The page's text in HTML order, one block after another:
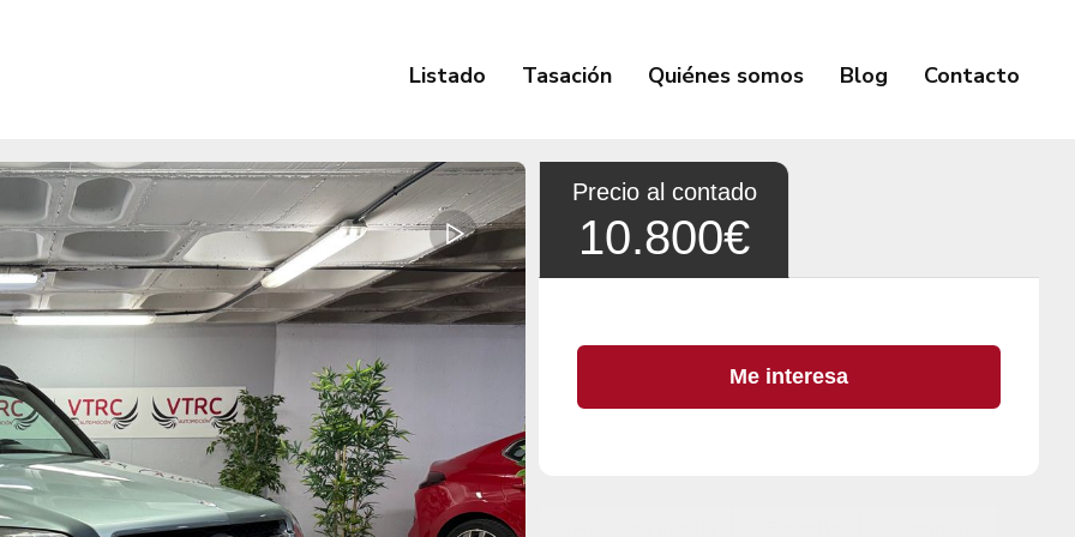
Listado Tasación Quiénes somos Blog Contacto
Precio al contado
10.800€
Me interesa